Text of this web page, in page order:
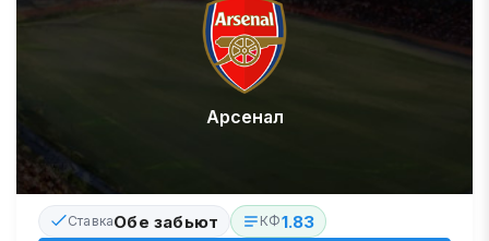
Арсенал
СтавкаОбе забьют КФ1.83